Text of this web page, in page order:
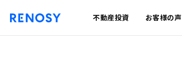
不動産投資 お客様の声